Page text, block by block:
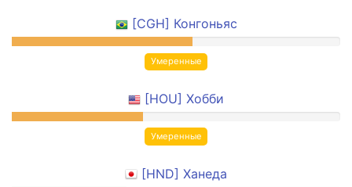
[CGH] Конгоньяс
Умеренные
[HOU] Хобби
Умеренные
[HND] Ханеда